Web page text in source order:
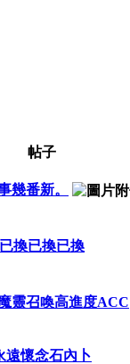
帖子
幾番新。
已換已換已換
靈召喚高進度ACC
遠懷念石內卜